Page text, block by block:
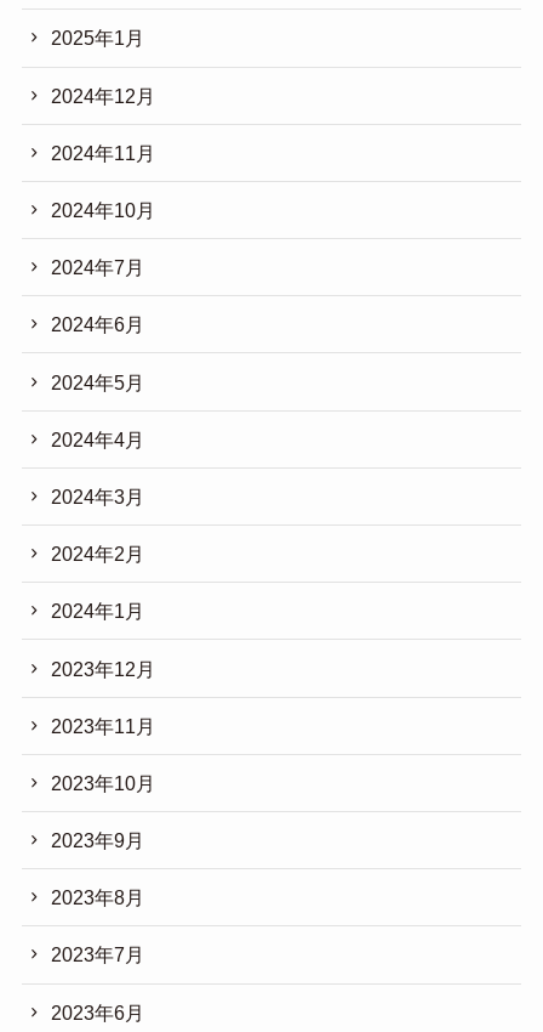
2025年1月
2024年12月
2024年11月
2024年10月
2024年7月
2024年6月
2024年5月
2024年4月
2024年3月
2024年2月
2024年1月
2023年12月
2023年11月
2023年10月
2023年9月
2023年8月
2023年7月
2023年6月